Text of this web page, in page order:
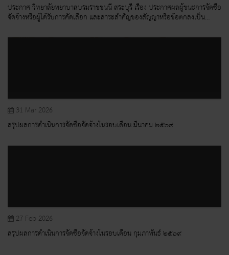
ประกาศ วิทยาลัยพยาบาลบรมราชชนนี สระบุรี เรื่อง ประกาศผลผู้ชนะการจัดซื้อ
จัดจ้างหรือผู้ได้รับการคัดเลือก และสาระสำคัญของสัญญาหรือข้อตกลงเป็น
31 Mar 2026
สรุปผลการดำเนินการจัดซื้อจัดจ้างในรอบเดือน มีนาคม ๒๕๖๙
27 Feb 2026
สรุปผลการดำเนินการจัดซื้อจัดจ้างในรอบเดือน กุมภาพันธ์ ๒๕๖๙